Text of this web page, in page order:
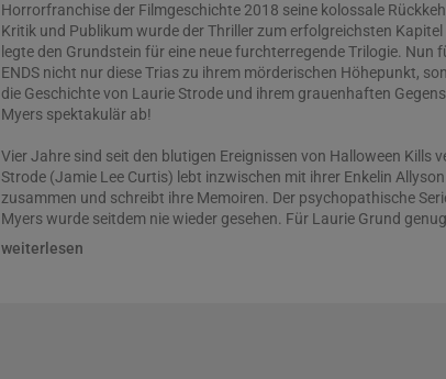
Horrorfranchise der Filmgeschichte 2018 seine kolossale
Kritik und Publikum wurde der Thriller zum erfolgreichsten Kapitel
legte den Grundstein für eine neue furchterregende Trilogie. Nun
ENDS nicht nur diese Trias zu ihrem mörderischen Höhepunkt,
die Geschichte von Laurie Strode und ihrem grauenhaften
Myers spektakulär ab!
Vier Jahre sind seit den blutigen Ereignissen von Halloween Kills
Strode (Jamie Lee Curtis) lebt inzwischen mit ihrer Enkelin
zusammen und schreibt ihre Memoiren. Der psychopathische
Myers wurde seitdem nie wieder gesehen. Für Laurie Grund
dem Schrecken loszusagen, der ihre Realität jahrzehntelang
weiterlesen